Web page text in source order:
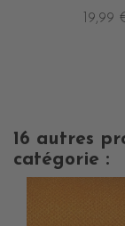
19,99
16 autres
catégorie :